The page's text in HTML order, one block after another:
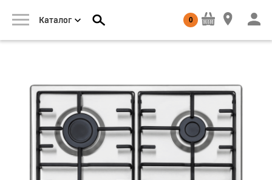
Каталог 0